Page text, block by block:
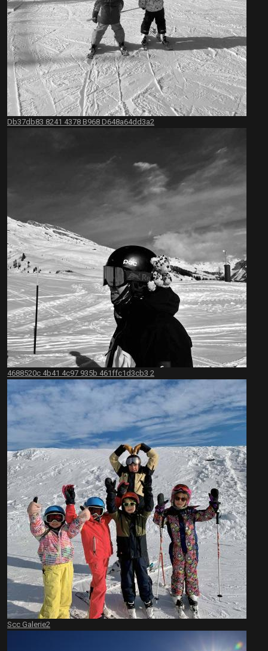
Db37db83 8241 4378 B968 D648a64dd3a2
4688520c 4b41 4c97 935b 461ffc1d3cb3 2
Scc Galerie2